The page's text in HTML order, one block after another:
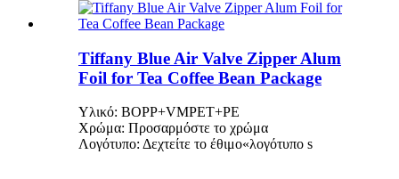
Tiffany Blue Air Valve Zipper Alum
Foil for Tea Coffee Bean Package
Υλικό: BOPP+VMPET+PE
Χρώμα: Προσαρμόστε το χρώμα
Λογότυπο: Δεχτείτε το έθιμο«λογότυπο s